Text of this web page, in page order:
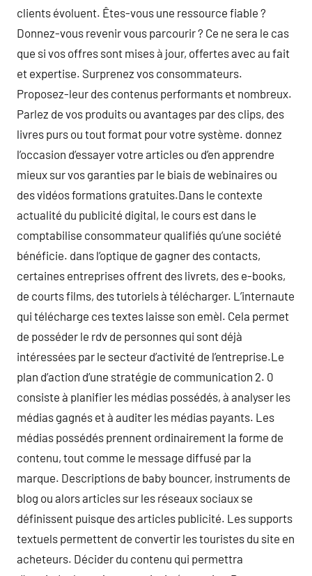
clients évoluent. Êtes-vous une ressource fiable ?
Donnez-vous revenir vous parcourir ? Ce ne sera le cas
que si vos offres sont mises à jour, offertes avec au fait
et expertise. Surprenez vos consommateurs.
Proposez-leur des contenus performants et nombreux.
Parlez de vos produits ou avantages par des clips, des
livres purs ou tout format pour votre système. donnez
l’occasion d’essayer votre articles ou d’en apprendre
mieux sur vos garanties par le biais de webinaires ou
des vidéos formations gratuites.Dans le contexte
actualité du publicité digital, le cours est dans le
comptabilise consommateur qualifiés qu’une société
bénéficie. dans l’optique de gagner des contacts,
certaines entreprises offrent des livrets, des e-books,
de courts films, des tutoriels à télécharger. L’internaute
qui télécharge ces textes laisse son emèl. Cela permet
de posséder le rdv de personnes qui sont déjà
intéressées par le secteur d’activité de l’entreprise.Le
plan d’action d’une stratégie de communication 2. 0
consiste à planifier les médias possédés, à analyser les
médias gagnés et à auditer les médias payants. Les
médias possédés prennent ordinairement la forme de
contenu, tout comme le message diffusé par la
marque. Descriptions de baby bouncer, instruments de
blog ou alors articles sur les réseaux sociaux se
définissent puisque des articles publicité. Les supports
textuels permettent de convertir les touristes du site en
acheteurs. Décider du contenu qui permettra